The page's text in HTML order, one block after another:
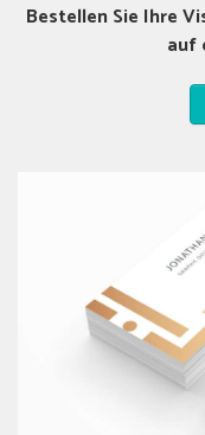
Bestellen Sie Ihre
auf